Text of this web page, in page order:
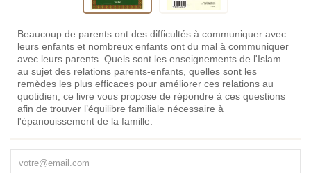
Beaucoup de parents ont des difficultés à communiquer avec
leurs enfants et nombreux enfants ont du mal à communiquer
avec leurs parents. Quels sont les enseignements de l'Islam
au sujet des relations parents-enfants, quelles sont les
remèdes les plus efficaces pour améliorer ces relations au
quotidien, ce livre vous propose de répondre à ces questions
afin de trouver l’équilibre familiale nécessaire à
l'épanouissement de la famille.